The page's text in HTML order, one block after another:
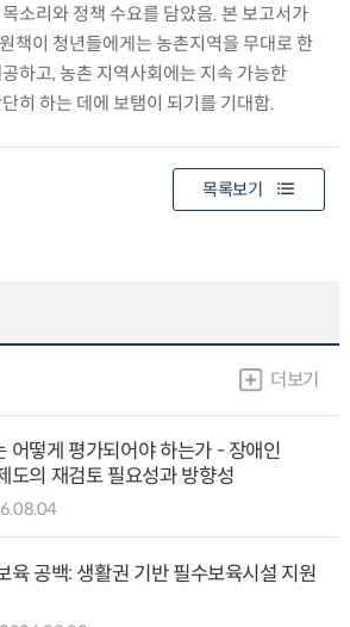
소리와 정책 수요를 담았음. 본 보고서가
책이 청년들에게는 농촌지역을 무대로 한
하고, 농촌 지역사회에는 지속 가능한
히 하는 데에 보탬이 되기를 기대함.
목록보기
더보기
어떻게 평가되어야 하는가 - 장애인
도의 재검토 필요성과 방향성
육 공백: 생활권 기반 필수보육시설 지원